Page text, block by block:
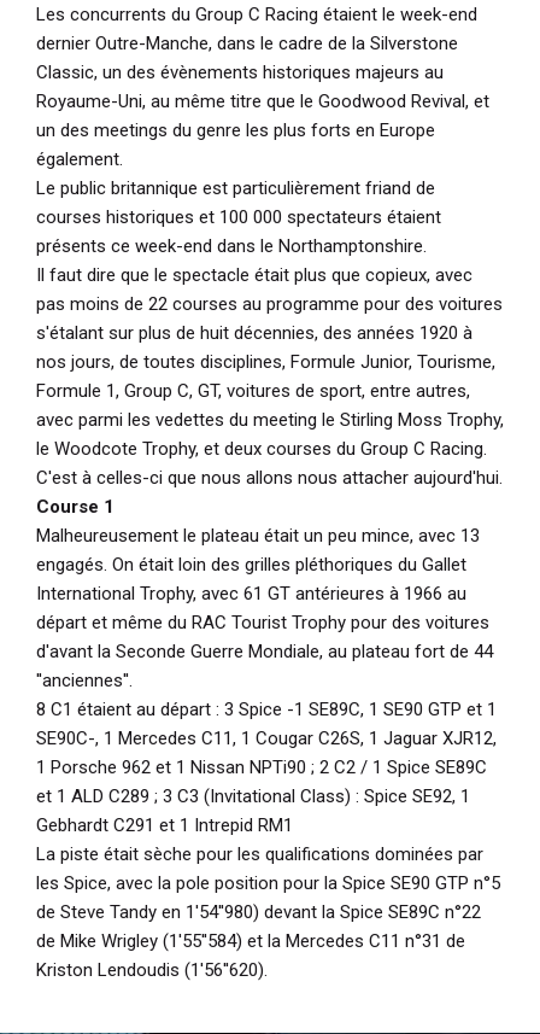
Les concurrents du Group C Racing étaient le week-end
dernier Outre-Manche, dans le cadre de la Silverstone
Classic, un des évènements historiques majeurs au
Royaume-Uni, au même titre que le Goodwood Revival, et
un des meetings du genre les plus forts en Europe
également.
Le public britannique est particulièrement friand de
courses historiques et 100 000 spectateurs étaient
présents ce week-end dans le Northamptonshire.
Il faut dire que le spectacle était plus que copieux, avec
pas moins de 22 courses au programme pour des voitures
s'étalant sur plus de huit décennies, des années 1920 à
nos jours, de toutes disciplines, Formule Junior, Tourisme,
Formule 1, Group C, GT, voitures de sport, entre autres,
avec parmi les vedettes du meeting le Stirling Moss Trophy,
le Woodcote Trophy, et deux courses du Group C Racing.
C'est à celles-ci que nous allons nous attacher aujourd'hui.
Course 1
Malheureusement le plateau était un peu mince, avec 13
engagés. On était loin des grilles pléthoriques du Gallet
International Trophy, avec 61 GT antérieures à 1966 au
départ et même du RAC Tourist Trophy pour des voitures
d'avant la Seconde Guerre Mondiale, au plateau fort de 44
''anciennes''.
8 C1 étaient au départ : 3 Spice -1 SE89C, 1 SE90 GTP et 1
SE90C-, 1 Mercedes C11, 1 Cougar C26S, 1 Jaguar XJR12,
1 Porsche 962 et 1 Nissan NPTi90 ; 2 C2 / 1 Spice SE89C
et 1 ALD C289 ; 3 C3 (Invitational Class) : Spice SE92, 1
Gebhardt C291 et 1 Intrepid RM1
La piste était sèche pour les qualifications dominées par
les Spice, avec la pole position pour la Spice SE90 GTP n°5
de Steve Tandy en 1'54''980) devant la Spice SE89C n°22
de Mike Wrigley (1'55''584) et la Mercedes C11 n°31 de
Kriston Lendoudis (1'56''620).